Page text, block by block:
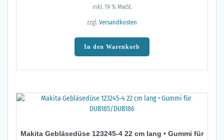
inkl. 19 % MwSt.
zzgl. Versandkosten
In den Warenkorb
Makita Gebläsedüse 123245-4 22 cm lang • Gummi für